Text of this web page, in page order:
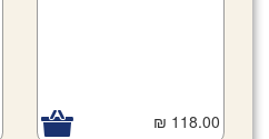
118.00 ₪